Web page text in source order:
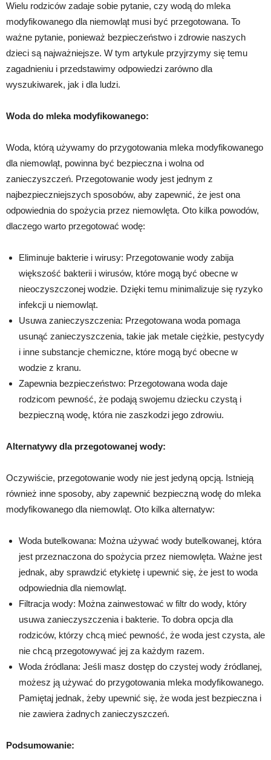
Wielu rodziców zadaje sobie pytanie, czy wodą do mleka
modyfikowanego dla niemowląt musi być przegotowana. To
ważne pytanie, ponieważ bezpieczeństwo i zdrowie naszych
dzieci są najważniejsze. W tym artykule przyjrzymy się temu
zagadnieniu i przedstawimy odpowiedzi zarówno dla
wyszukiwarek, jak i dla ludzi.
Woda do mleka modyfikowanego:
Woda, którą używamy do przygotowania mleka modyfikowanego
dla niemowląt, powinna być bezpieczna i wolna od
zanieczyszczeń. Przegotowanie wody jest jednym z
najbezpieczniejszych sposobów, aby zapewnić, że jest ona
odpowiednia do spożycia przez niemowlęta. Oto kilka powodów,
dlaczego warto przegotować wodę:
Eliminuje bakterie i wirusy: Przegotowanie wody zabija
większość bakterii i wirusów, które mogą być obecne w
nieoczyszczonej wodzie. Dzięki temu minimalizuje się ryzyko
infekcji u niemowląt.
Usuwa zanieczyszczenia: Przegotowana woda pomaga
usunąć zanieczyszczenia, takie jak metale ciężkie, pestycydy
i inne substancje chemiczne, które mogą być obecne w
wodzie z kranu.
Zapewnia bezpieczeństwo: Przegotowana woda daje
rodzicom pewność, że podają swojemu dziecku czystą i
bezpieczną wodę, która nie zaszkodzi jego zdrowiu.
Alternatywy dla przegotowanej wody:
Oczywiście, przegotowanie wody nie jest jedyną opcją. Istnieją
również inne sposoby, aby zapewnić bezpieczną wodę do mleka
modyfikowanego dla niemowląt. Oto kilka alternatyw:
Woda butelkowana: Można używać wody butelkowanej, która
jest przeznaczona do spożycia przez niemowlęta. Ważne jest
jednak, aby sprawdzić etykietę i upewnić się, że jest to woda
odpowiednia dla niemowląt.
Filtracja wody: Można zainwestować w filtr do wody, który
usuwa zanieczyszczenia i bakterie. To dobra opcja dla
rodziców, którzy chcą mieć pewność, że woda jest czysta, ale
nie chcą przegotowywać jej za każdym razem.
Woda źródlana: Jeśli masz dostęp do czystej wody źródlanej,
możesz ją używać do przygotowania mleka modyfikowanego.
Pamiętaj jednak, żeby upewnić się, że woda jest bezpieczna i
nie zawiera żadnych zanieczyszczeń.
Podsumowanie: